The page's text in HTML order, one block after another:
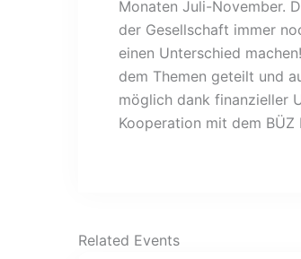
Monaten Juli-November.
der Gesellschaft immer
einen Unterschied
dem Themen geteilt und
möglich dank finanzieller
Kooperation mit dem BÜZ
Related Events